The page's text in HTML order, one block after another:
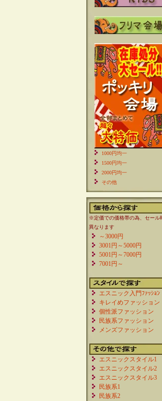
1000円均一
1500円均一
2000円均一
その他
※定価での価格帯の為、セール
異なります
～3000円
3001円～5000円
5001円～7000円
7001円～
エスニック入門ﾌｧｯｼｮﾝ
キレイめファッション
個性派ファッション
民族系ファッション
メンズファッション
エスニックスタイル1
エスニックスタイル2
エスニックスタイル3
民族系1
民族系2